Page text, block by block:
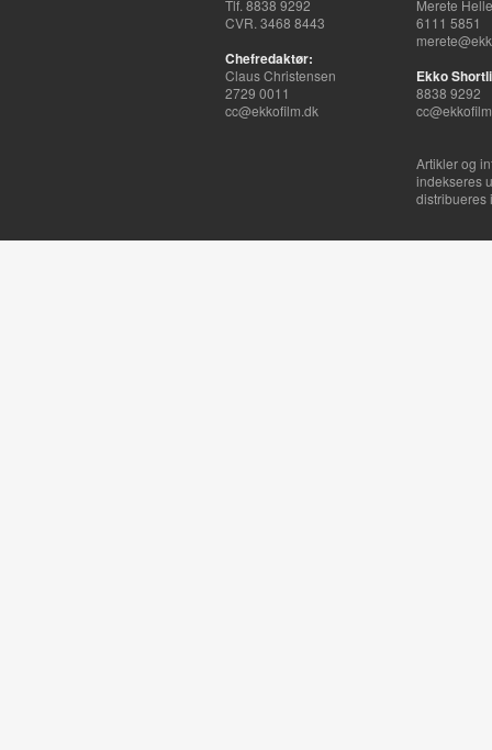
Tlf. 8838 9292
CVR. 3468 8443
Chefredaktør:
Claus Christensen
2729 0011
cc@ekkofilm.dk
Merete
6111 5851
Ekko
8838 9292
Artikler og
indekseres
distribueres